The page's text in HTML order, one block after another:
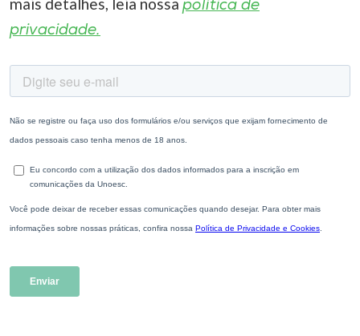
política de
privacidade.